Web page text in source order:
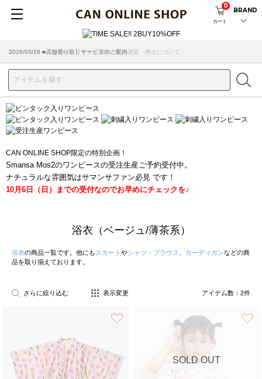
カート
0
BRAND
2026/07/29 ■【お知らせ】ヤマト運輸の配送遅延・停止について
2026/03/18 ■店舗受け取りサービスのご案内
CAN ONLINE SHOP限定の特別企画！
Smansa Mos2のワンピースの受注生産ご予約受付中。
ナチュラルな雰囲気はサマンサファン必見 です！
10月6日（日）までの受付なのでお早めにチェックを♪
浴衣（ベージュ/薄茶系）
浴衣の商品一覧です。他にも スカート やシャツ・ブラウス カーディガンなどの商
品を取り揃えております。
さらに絞り込む 表示変更 アイテム数： 2件
SOLD OUT